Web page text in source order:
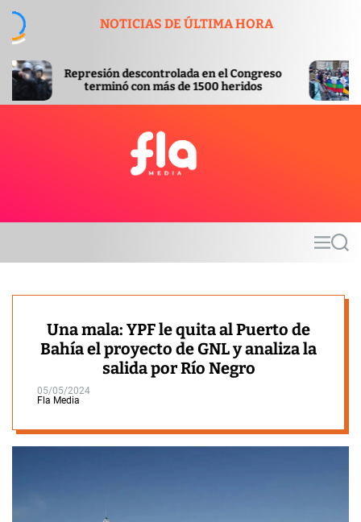
t
NOTICIAS DE ÚLTIMA HORA
en el Congreso
de 1500 heridos
Aprobada con
Inviolabilidad de la
a
MS
Una mala: YPF le quita al Puerto de
Bahía el proyecto de GNL y analiza la
salida por Río Negro
05/05/2024
Fla Media